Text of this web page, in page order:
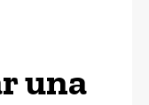
una